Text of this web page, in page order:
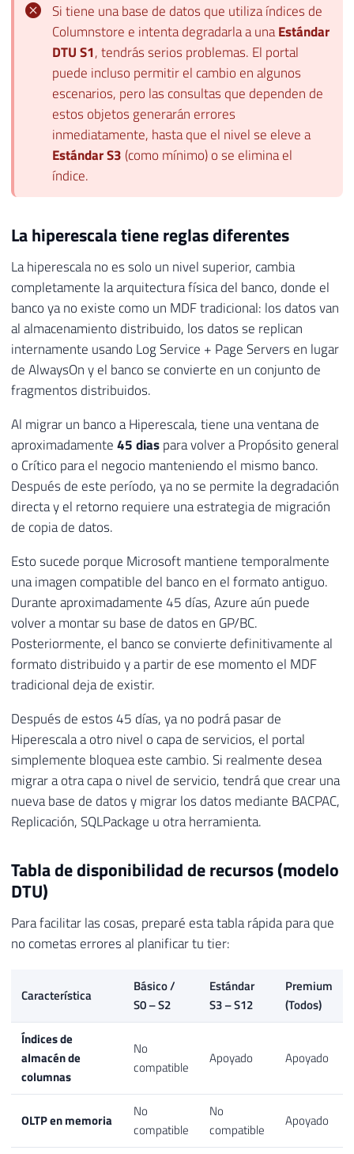
Si tiene una base de datos que utiliza índices de
Columnstore e intenta degradarla a unaEstándar
DTU S1, tendrás serios problemas. El portal
puede incluso permitir el cambio en algunos
escenarios, pero las consultas que dependen de
estos objetos generarán errores
inmediatamente, hasta que el nivel se eleve a
Estándar S3 (como mínimo) o se elimina el
índice.
La hiperescala tiene reglas diferentes
La hiperescala no es solo un nivel superior, cambia
completamente la arquitectura física del banco, donde el
banco ya no existe como un MDF tradicional: los datos van
al almacenamiento distribuido, los datos se replican
internamente usando Log Service + Page Servers en lugar
de AlwaysOn y el banco se convierte en un conjunto de
fragmentos distribuidos.
Al migrar un banco a Hiperescala, tiene una ventana de
aproximadamente45 diaspara volver a Propósito general
o Crítico para el negocio manteniendo el mismo banco.
Después de este período, ya no se permite la degradación
directa y el retorno requiere una estrategia de migración
de copia de datos.
Esto sucede porque Microsoft mantiene temporalmente
una imagen compatible del banco en el formato antiguo.
Durante aproximadamente 45 días, Azure aún puede
volver a montar su base de datos en GP/BC.
Posteriormente, el banco se convierte definitivamente al
formato distribuido y a partir de ese momento el MDF
tradicional deja de existir.
Después de estos 45 días, ya no podrá pasar de
Hiperescala a otro nivel o capa de servicios, el portal
simplemente bloquea este cambio. Si realmente desea
migrar a otra capa o nivel de servicio, tendrá que crear una
nueva base de datos y migrar los datos mediante BACPAC,
Replicación, SQLPackage u otra herramienta.
Tabla de disponibilidad de recursos (modelo
DTU)
Para facilitar las cosas, preparé esta tabla rápida para que
no cometas errores al planificar tu tier:
Característica
Básico /
S0 – S2
Estándar
S3 – S12
Premium
(Todos)
Índices de
almacén de
columnas
No
compatible
Apoyado Apoyado
OLTP en memoria
No
compatible
No
compatible
Apoyado